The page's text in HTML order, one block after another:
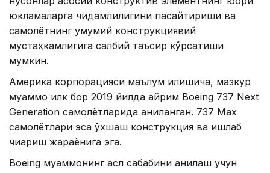
юкламаларга чидамлилигини пасайтириши ва
самолётнинг умумий конструкциявий
мустаҳкамлигига салбий таъсир кўрсатиши
мумкин.
Америка корпорацияси маълум қилишича, мазкур
муаммо илк бор 2019 йилда айрим Boeing 737 Next
Generation самолётларида аниқланган. 737 Max
самолётлари эса ўхшаш конструкция ва ишлаб
чиқариш жараёнига эга.
Boeing муаммонинг асл сабабини аниқлаш учун